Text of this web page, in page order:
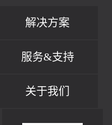
解决方案
服务&支持
关于我们